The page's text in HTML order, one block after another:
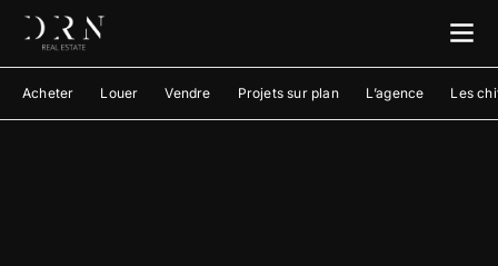
Acheter Louer Vendre Projets sur plan L’agence Les